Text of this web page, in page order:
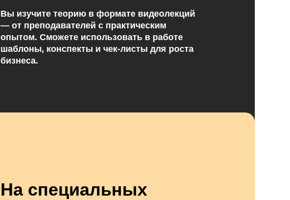
Вы изучите теорию в формате видеолекций
— от преподавателей с практическим
опытом. Сможете использовать в работе
шаблоны, конспекты и чек-листы для роста
бизнеса.
На специальных